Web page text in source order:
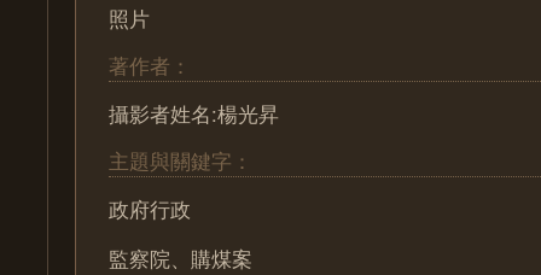
照片
著作者：
攝影者姓名:楊光昇
主題與關鍵字：
政府行政
監察院、購煤案